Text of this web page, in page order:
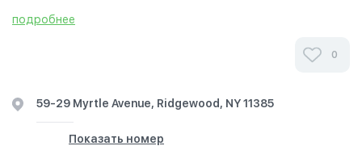
подробнее
0
59-29 Myrtle Avenue, Ridgewood, NY 11385
Показать номер